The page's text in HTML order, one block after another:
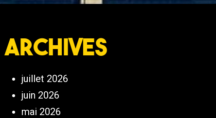
Archives
juillet 2026
juin 2026
mai 2026